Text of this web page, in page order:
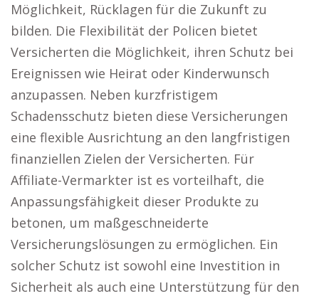
Möglichkeit, Rücklagen für die Zukunft zu
bilden. Die Flexibilität der Policen bietet
Versicherten die Möglichkeit, ihren Schutz bei
Ereignissen wie Heirat oder Kinderwunsch
anzupassen. Neben kurzfristigem
Schadensschutz bieten diese Versicherungen
eine flexible Ausrichtung an den langfristigen
finanziellen Zielen der Versicherten. Für
Affiliate-Vermarkter ist es vorteilhaft, die
Anpassungsfähigkeit dieser Produkte zu
betonen, um maßgeschneiderte
Versicherungslösungen zu ermöglichen. Ein
solcher Schutz ist sowohl eine Investition in
Sicherheit als auch eine Unterstützung für den